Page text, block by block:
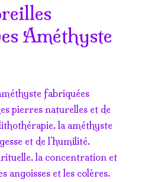
Améthyste
fabriquées
pierres naturelles et de
la améthyste
et de l’humilité.
la concentration et
angoisses et les colères.